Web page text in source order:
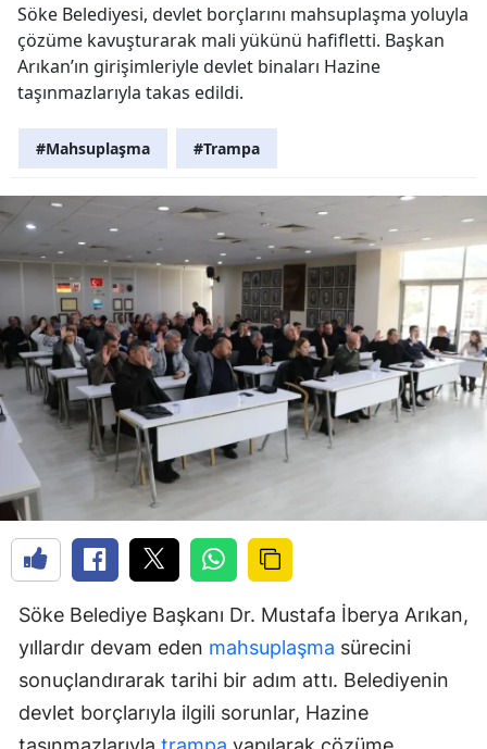
Söke Belediyesi, devlet borçlarını mahsuplaşma yoluyla
çözüme kavuşturarak mali yükünü hafifletti. Başkan
Arıkan’ın girişimleriyle devlet binaları Hazine
taşınmazlarıyla takas edildi.
#Mahsuplaşma #Trampa
Söke Belediye Başkanı Dr. Mustafa İberya Arıkan,
yıllardır devam eden mahsuplaşma sürecini
sonuçlandırarak tarihi bir adım attı. Belediyenin
devlet borçlarıyla ilgili sorunlar, Hazine